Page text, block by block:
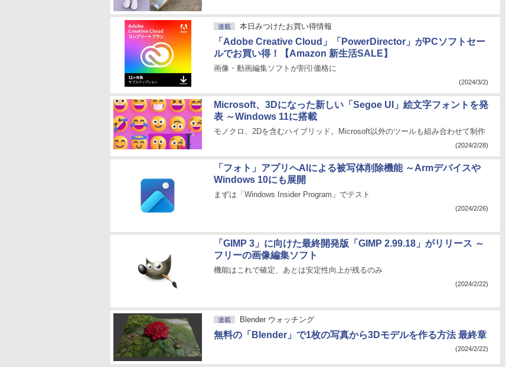
連載 本日みつけたお買い得情報
「Adobe Creative Cloud」「PowerDirector」がPCソフトセー
ルでお買い得！【Amazon 新生活SALE】
画像・動画編集ソフトが割引価格に
(2024/3/2)
Microsoft、3Dになった新しい「Segoe UI」絵文字フォントを発
表 ～Windows 11に搭載
モノクロ、2Dを含むハイブリッド。Microsoft以外のツールも組み合わせて制作
(2024/2/28)
「フォト」アプリへAIによる被写体削除機能 ～Armデバイスや
Windows 10にも展開
まずは「Windows Insider Program」でテスト
(2024/2/26)
「GIMP 3」に向けた最終開発版「GIMP 2.99.18」がリリース ～
フリーの画像編集ソフト
機能はこれで確定、あとは安定性向上が残るのみ
(2024/2/22)
連載 Blender ウォッチング
無料の「Blender」で1枚の写真から3Dモデルを作る方法 最終章
(2024/2/22)